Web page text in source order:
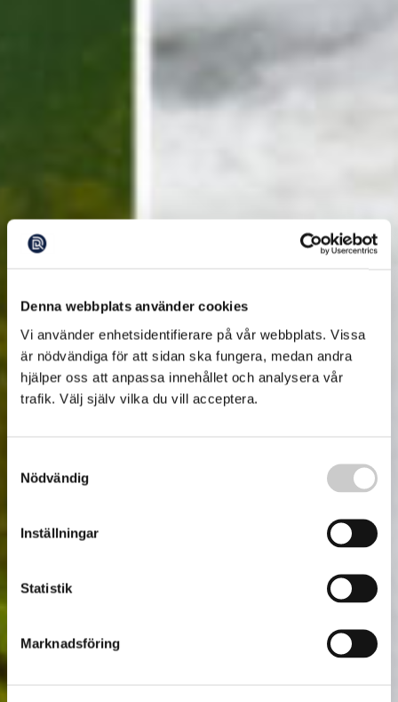
Denna webbplats använder cookies
Vi använder enhetsidentifierare på vår webbplats. Vissa
är nödvändiga för att sidan ska fungera, medan andra
hjälper oss att anpassa innehållet och analysera vår
trafik. Välj själv vilka du vill acceptera.
Nödvändig
Inställningar
Statistik
Marknadsföring